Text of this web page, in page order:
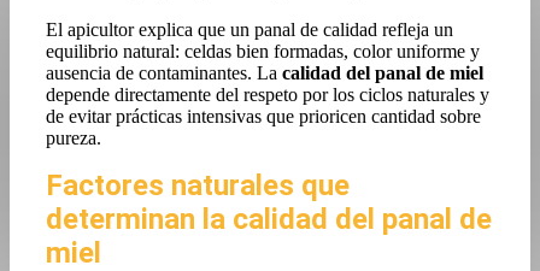
El apicultor explica que un panal de calidad refleja un
equilibrio natural: celdas bien formadas, color uniforme y
ausencia de contaminantes. La calidad del panal de miel
depende directamente del respeto por los ciclos naturales y
de evitar prácticas intensivas que prioricen cantidad sobre
pureza.
Factores naturales que
determinan la calidad del panal de
miel